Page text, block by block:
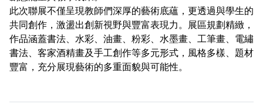
課程地圖主頁
專業課程/人文素養/知能運用
此次聯展不僅呈現教師們深厚的藝術底蘊，更透過與學生的
共同創作，激盪出創新視野與豐富表現力。展區規劃精緻，
作品涵蓋書法、水彩、油畫、粉彩、水墨畫、工筆畫、電繡
書法、客家酒精畫及手工創作等多元形式，風格多樣、題材
豐富，充分展現藝術的多重面貌與可能性。